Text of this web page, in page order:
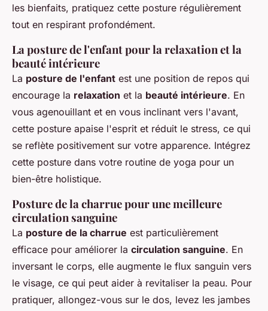
les bienfaits, pratiquez cette posture régulièrement
tout en respirant profondément.
La posture de l'enfant pour la relaxation et la
beauté intérieure
La posture de l'enfant est une position de repos qui
encourage la relaxation et la beauté intérieure. En
vous agenouillant et en vous inclinant vers l'avant,
cette posture apaise l'esprit et réduit le stress, ce qui
se reflète positivement sur votre apparence. Intégrez
cette posture dans votre routine de yoga pour un
bien-être holistique.
Posture de la charrue pour une meilleure
circulation sanguine
La posture de la charrue est particulièrement
efficace pour améliorer la circulation sanguine. En
inversant le corps, elle augmente le flux sanguin vers
le visage, ce qui peut aider à revitaliser la peau. Pour
pratiquer, allongez-vous sur le dos, levez les jambes